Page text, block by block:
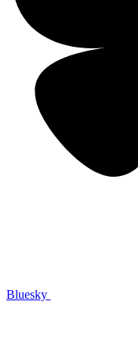
Bluesky